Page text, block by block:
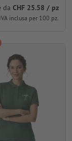
da CHF 25.58 / pz
IVA inclusa per 100 pz.